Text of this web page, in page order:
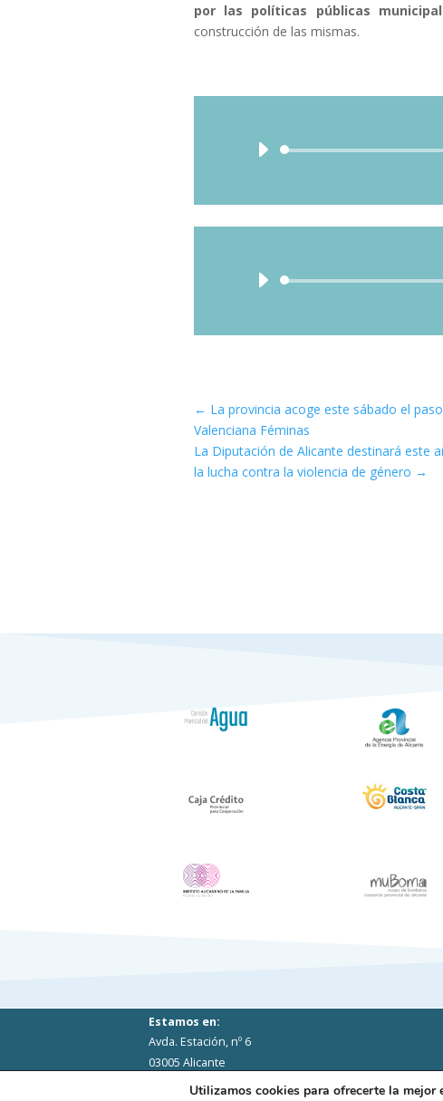
por las políticas públicas
construcción de las mismas.
← La provincia acoge este sábado el
Valenciana Féminas
La Diputación de Alicante destinará este
la lucha contra la violencia de género →
Estamos en:
Avda. Estación, nº 6
03005 Alicante
Utilizamos cookies para ofrecerte la mejor